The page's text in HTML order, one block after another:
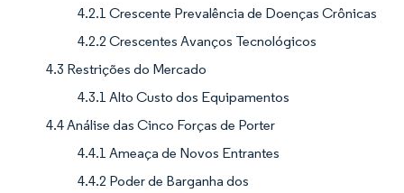
4.2.1 Crescente Prevalência de Doenças Crônicas
4.2.2 Crescentes Avanços Tecnológicos
4.3 Restrições do Mercado
4.3.1 Alto Custo dos Equipamentos
4.4 Análise das Cinco Forças de Porter
4.4.1 Ameaça de Novos Entrantes
4.4.2 Poder de Barganha dos